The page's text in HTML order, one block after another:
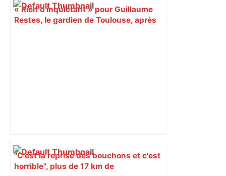
« Rien d'inquiétant » pour Guillaume
Restes, le gardien de Toulouse, après
"C'est la reprise des bouchons et c'est
horrible", plus de 17 km de